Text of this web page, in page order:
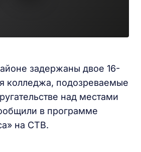
задержаны двое 16-
колледжа, подозреваемые
над местами
в программе
на СТВ.